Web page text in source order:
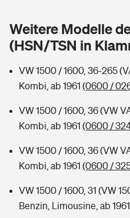
Wer versichert was: Jetzt
Sie haben Fragen?
Zur Übersicht
Tools
Kinderunfall-Check: Mehr
Sie haben Fragen?
Weitere Modelle
(HSN/TSN in
VW 1500 / 1600, 36-265
Kombi, ab 1961 (0600 /
VW 1500 / 1600, 36 (VW
Kombi, ab 1961 (0600 /
VW 1500 / 1600, 36 (VW
Kombi, ab 1961 (0600 /
VW 1500 / 1600, 31 (VW
Benzin, Limousine, ab 1961